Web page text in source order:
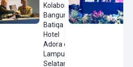
Kolaborasi
Bangun
Batiqa
Hotel
Adora di
Lampung
Selatan